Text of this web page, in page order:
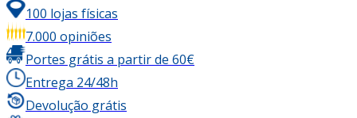
100 lojas físicas
7.000 opiniões
Portes grátis a partir de 60€
Entrega 24/48h
Devolução grátis